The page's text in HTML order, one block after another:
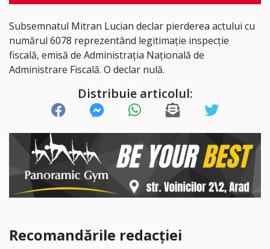
Subsemnatul Mitran Lucian declar pierderea actului cu
numărul 6078 reprezentând legitimație inspecție
fiscală, emisă de Administrația Națională de
Administrare Fiscală. O declar nulă.
Distribuie articolul:
Recomandările redacției